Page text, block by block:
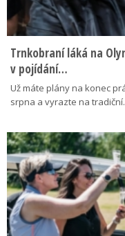
Trnkobraní láká na
v pojídání…
Už máte plány na konec
srpna a vyrazte na